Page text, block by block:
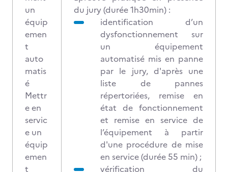
un
équip
emen
t
auto
matis
é
Mettr
e en
servic
e un
équip
emen
t
du jury (durée 1h30min) :
identification d’un
dysfonctionnement sur
un équipement
automatisé mis en panne
par le jury, d'après une
liste de pannes
répertoriées, remise en
état de fonctionnement
et remise en service de
l’équipement à partir
d'une procédure de mise
en service (durée 55 min) ;
vérification du